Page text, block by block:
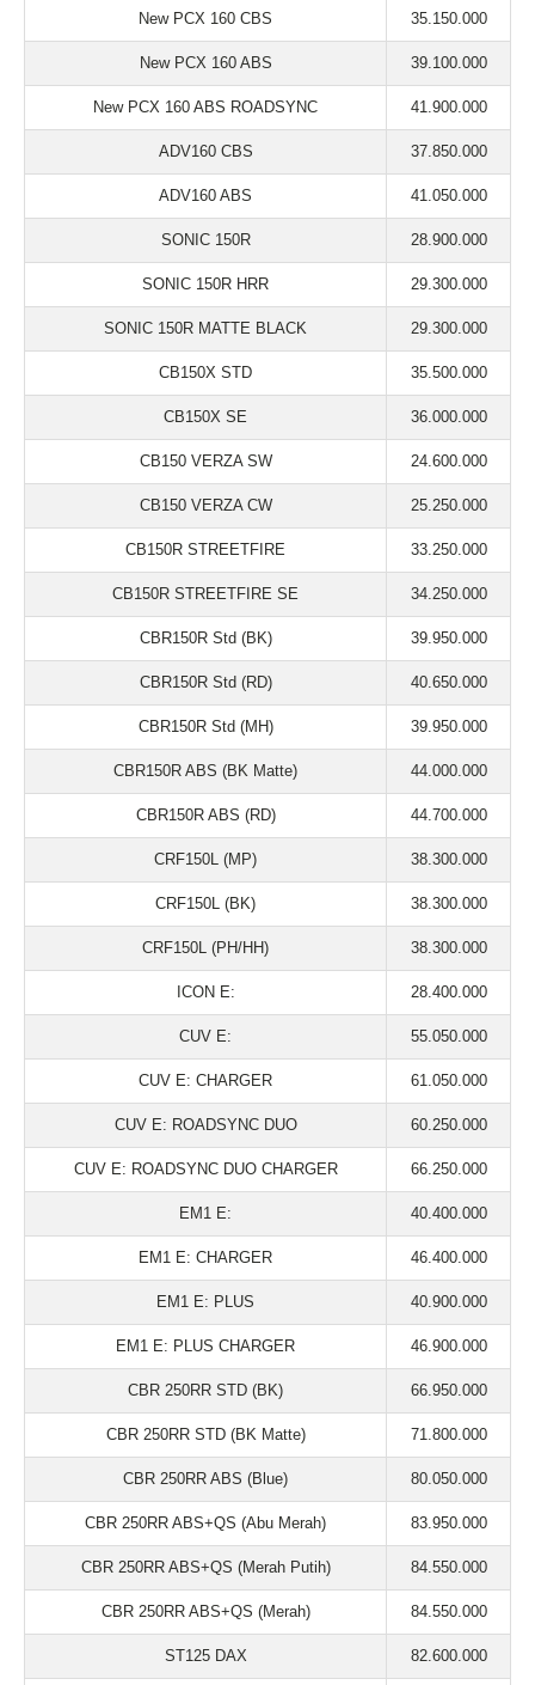
New PCX 160 CBS 35.150.000
New PCX 160 ABS 39.100.000
New PCX 160 ABS ROADSYNC 41.900.000
ADV160 CBS 37.850.000
ADV160 ABS 41.050.000
SONIC 150R 28.900.000
SONIC 150R HRR 29.300.000
SONIC 150R MATTE BLACK 29.300.000
CB150X STD 35.500.000
CB150X SE 36.000.000
CB150 VERZA SW 24.600.000
CB150 VERZA CW 25.250.000
CB150R STREETFIRE 33.250.000
CB150R STREETFIRE SE 34.250.000
CBR150R Std (BK) 39.950.000
CBR150R Std (RD) 40.650.000
CBR150R Std (MH) 39.950.000
CBR150R ABS (BK Matte) 44.000.000
CBR150R ABS (RD) 44.700.000
CRF150L (MP) 38.300.000
CRF150L (BK) 38.300.000
CRF150L (PH/HH) 38.300.000
ICON E: 28.400.000
CUV E: 55.050.000
CUV E: CHARGER 61.050.000
CUV E: ROADSYNC DUO 60.250.000
CUV E: ROADSYNC DUO CHARGER 66.250.000
EM1 E: 40.400.000
EM1 E: CHARGER 46.400.000
EM1 E: PLUS 40.900.000
EM1 E: PLUS CHARGER 46.900.000
CBR 250RR STD (BK) 66.950.000
CBR 250RR STD (BK Matte) 71.800.000
CBR 250RR ABS (Blue) 80.050.000
CBR 250RR ABS+QS (Abu Merah) 83.950.000
CBR 250RR ABS+QS (Merah Putih) 84.550.000
CBR 250RR ABS+QS (Merah) 84.550.000
ST125 DAX 82.600.000